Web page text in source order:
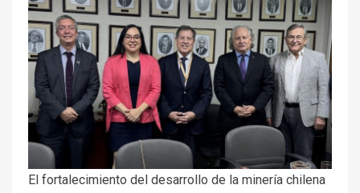
El fortalecimiento del desarrollo de la minería chilena